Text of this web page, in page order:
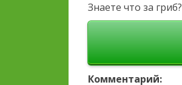
Знаете что за гриб?
Комментарий: